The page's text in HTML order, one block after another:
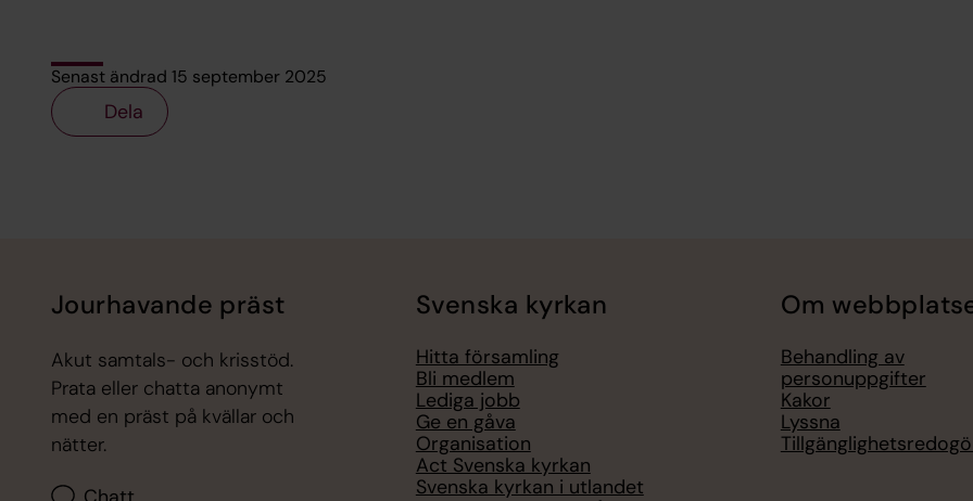
Senast ändrad 15 september 2025
Dela
Jourhavande präst
Akut samtals- och krisstöd.
Prata eller chatta anonymt
med en präst på kvällar och
nätter.
Svenska kyrkan
Hitta församling
Bli medlem
Lediga jobb
Ge en gåva
Organisation
Act Svenska kyrkan
Svenska kyrkan i utlandet
Om
Behandling av
personuppgifter
Kakor
Lyssna